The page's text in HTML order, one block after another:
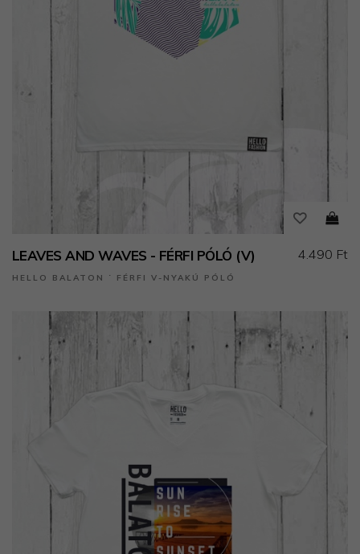
LEAVES AND WAVES - FÉRFI PÓLÓ (V)
HELLO BALATON ˙ FÉRFI V-NYAKÚ PÓLÓ
4.490 Ft